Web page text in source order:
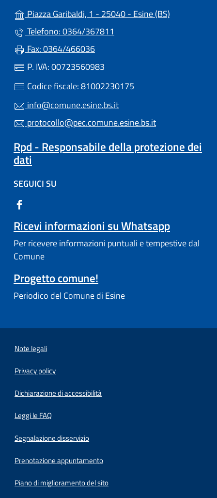
Piazza Garibaldi, 1 - 25040 - Esine (BS)
Telefono: 0364/367811
Fax: 0364/466036
P. IVA: 00723560983
Codice fiscale: 81002230175
info@comune.esine.bs.it
protocollo@pec.comune.esine.bs.it
Rpd - Responsabile della protezione dei
dati
SEGUICI SU
Ricevi informazioni su Whatsapp
Per ricevere informazioni puntuali e tempestive dal
Comune
Progetto comune!
Periodico del Comune di Esine
Note legali
Privacy policy
Dichiarazione di accessibilità
Leggi le FAQ
Segnalazione disservizio
Prenotazione appuntamento
Piano di miglioramento del sito